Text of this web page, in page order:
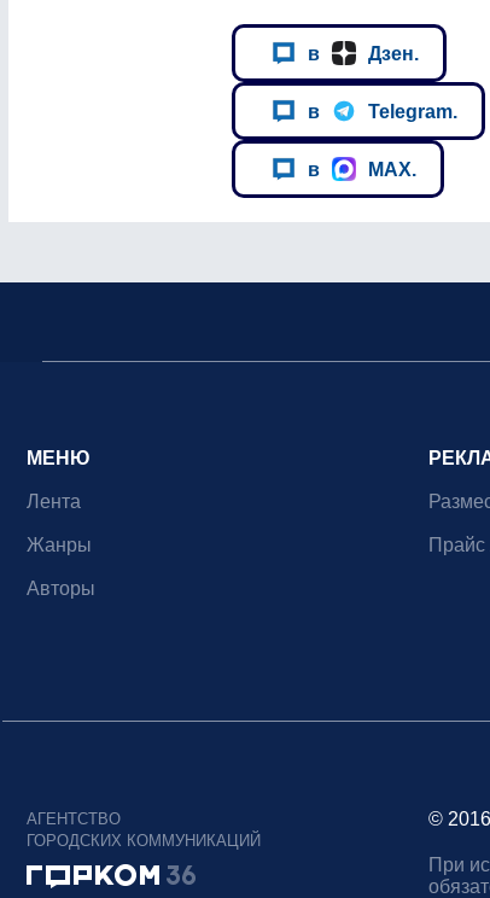
в Дзен.
в Telegram.
в MAX.
МЕНЮ
Лента
Жанры
Авторы
Прайс
АГЕНТСТВО
ГОРОДСКИХ КОММУНИКАЦИЙ
©
При